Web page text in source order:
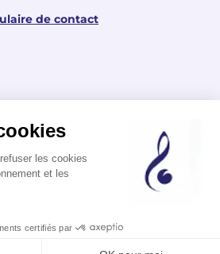
de contact
Tous droits réservés